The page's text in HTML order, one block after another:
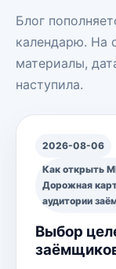
Блог
календарю. На
материалы,
наступила.
2026-08-06
Как открыть
Дорожная
аудитории
Выбор